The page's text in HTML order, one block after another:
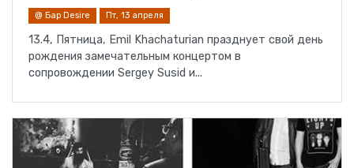
@ Бар Desire Пт, 13 апреля
13.4, Пятница, Emil Khachaturian празднует свой день
рождения замечательным концертом в
сопровождении Sergey Susid и...